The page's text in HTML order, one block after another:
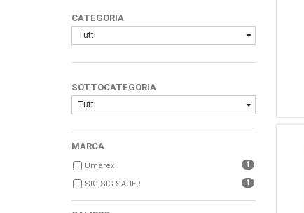
CATEGORIA
Tutti
SOTTOCATEGORIA
Tutti
MARCA
Umarex 1
SIG,SIG SAUER 1